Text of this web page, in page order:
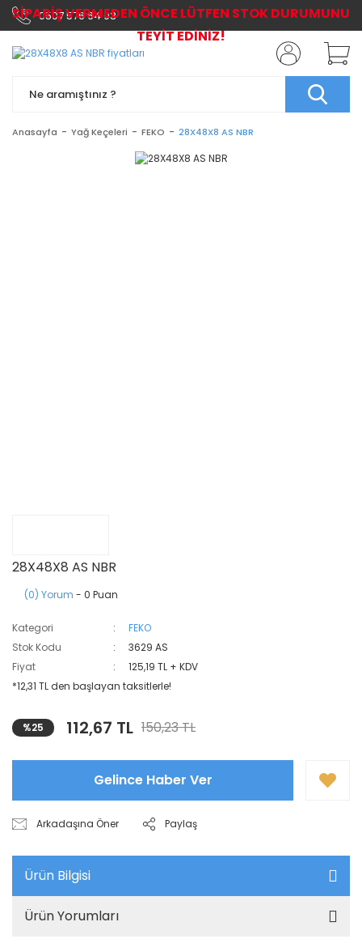
0507 576 64 03
Anasayfa Yağ Keçeleri FEKO 28X48X8 AS NBR
28X48X8 AS NBR
(0) Yorum - 0 Puan
Kategori
FEKO
Stok Kodu
3629 AS
Fiyat
125,19 TL + KDV
*12,31 TL den başlayan taksitlerle!
%25 112,67 TL 150,23 TL
Gelince Haber Ver
Arkadaşına Öner Paylaş
Ürün Bilgisi
Ürün Yorumları
SİPARİŞ VERMEDEN ÖNCE LÜTFEN STOK DURUMUNU
TEYİT EDİNİZ!